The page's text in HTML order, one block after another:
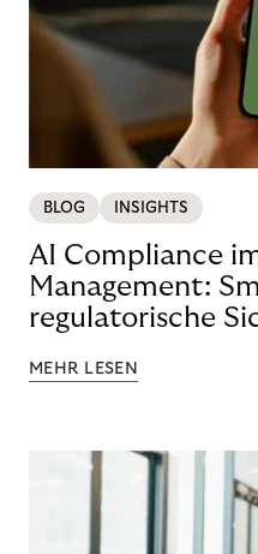
BLOG INSIGHTS
AI Compliance
Management:
regulatorische
MEHR LESEN